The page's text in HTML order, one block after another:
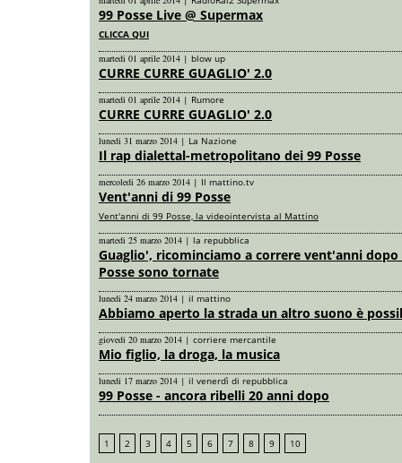
99 Posse Live @ Supermax
CLICCA QUI
martedi 01 aprile 2014 | blow up
CURRE CURRE GUAGLIO' 2.0
martedi 01 aprile 2014 | Rumore
CURRE CURRE GUAGLIO' 2.0
lunedi 31 marzo 2014 | La Nazione
Il rap dialettal-metropolitano dei 99 Posse
mercoledi 26 marzo 2014 | Il mattino.tv
Vent'anni di 99 Posse
Vent'anni di 99 Posse, la videointervista al Mattino
martedi 25 marzo 2014 | la repubblica
Guaglio', ricominciamo a correre vent'anni dopo
Posse sono tornate
lunedi 24 marzo 2014 | il mattino
Abbiamo aperto la strada un altro suono è
giovedi 20 marzo 2014 | corriere mercantile
Mio figlio, la droga, la musica
lunedi 17 marzo 2014 | il venerdì di repubblica
99 Posse - ancora ribelli 20 anni dopo
1 2 3 4 5 6 7 8 9 10